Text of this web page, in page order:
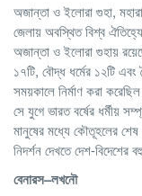
অজান্তা ও ইলোরা গুহা,
জেলায় অবস্থিত বিশ্ব
অজান্তা ও ইলোরা গুহায়
১৭টি, বৌদ্ধ ধর্মের ১২টি এবং
সময়কালে নির্মাণ করা
সে যুগে ভারত বর্ষের ধর্মীয়
মানুষের মধ্যে কৌতূহলের শেষ
নিদর্শন দেখতে দেশ-বিদেশের
বেনারস–লখনৌ